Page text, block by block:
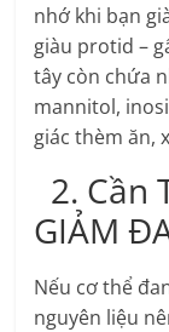
nhớ khi bạn
giàu protid –
tây còn chứa
mannitol,
giác thèm ăn,
2. Cần
GIẢM
Nếu cơ thể
nguyên liệu